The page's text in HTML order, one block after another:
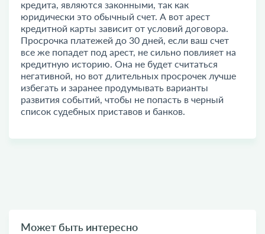
кредита, являются законными, так как
юридически это обычный счет. А вот арест
кредитной карты зависит от условий договора.
Просрочка платежей до 30 дней, если ваш счет
все же попадет под арест, не сильно повлияет на
кредитную историю. Она не будет считаться
негативной, но вот длительных просрочек лучше
избегать и заранее продумывать варианты
развития событий, чтобы не попасть в черный
список судебных приставов и банков.
Может быть интересно